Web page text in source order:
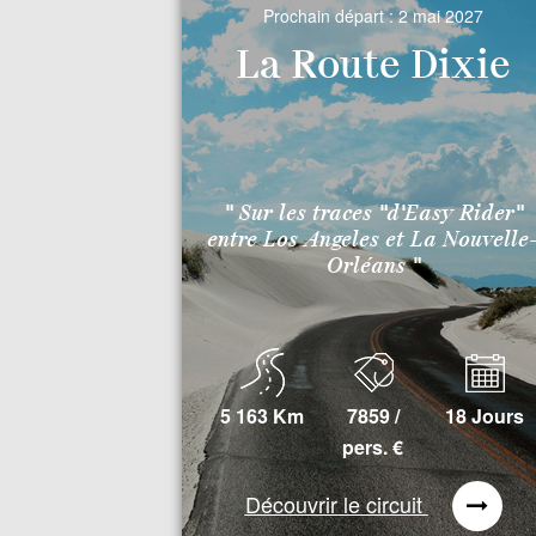
Prochain départ :2 mai 2027
La Route Dixie
" Sur les traces "d'Easy Rider"
entre Los Angeles et La
Orléans "
5 163 Km
7859 /
pers.€
18 Jours
Découvrir le circuit